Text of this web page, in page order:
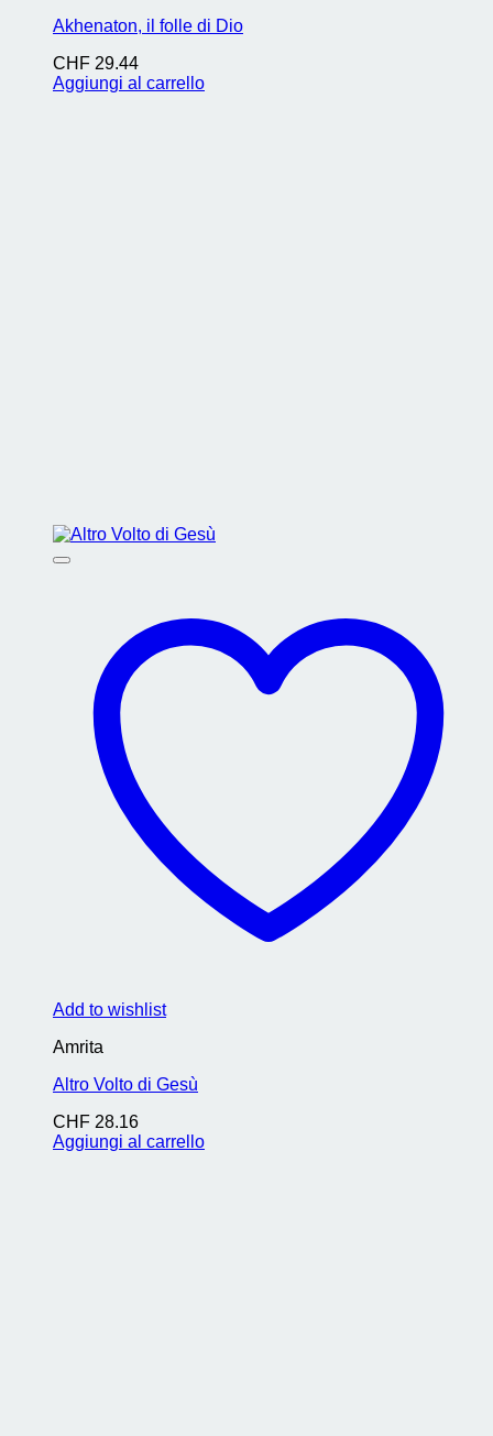
Akhenaton, il folle di Dio
CHF 29.44
Aggiungi al carrello
Add to wishlist
Amrita
Altro Volto di Gesù
CHF 28.16
Aggiungi al carrello